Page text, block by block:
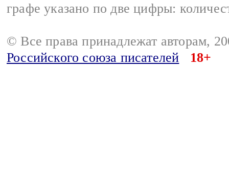
графе указано по две цифры:
© Все права принадлежат авторам,
Российского союза писателей
18+